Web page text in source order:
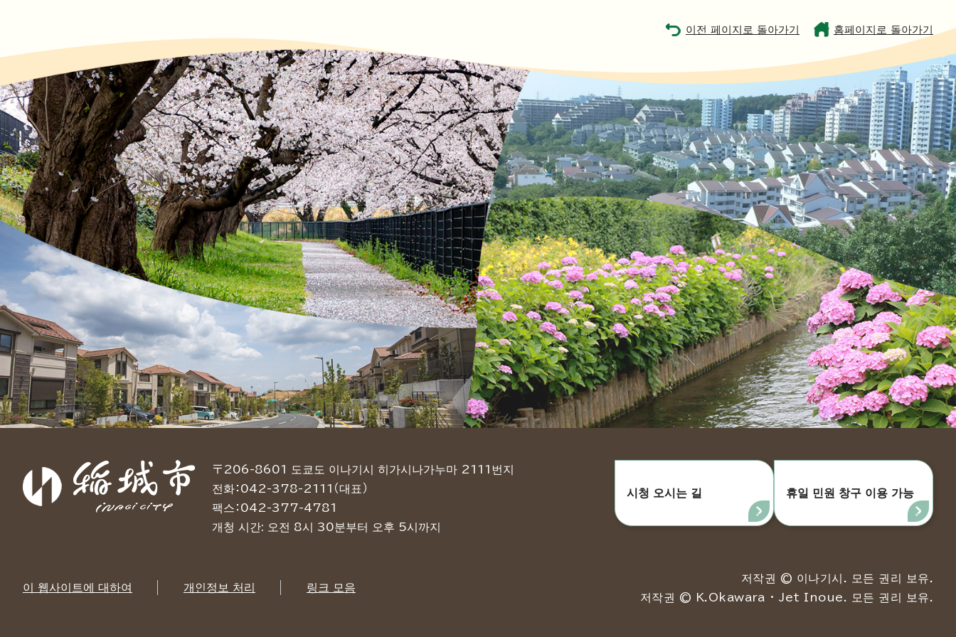
이전 페이지로 돌아가기 홈페이지로 돌아가기
〒206-8601 도쿄도 이나기시 히가시나가누마 2111번지
전화：042-378-2111（대표）
팩스：042-377-4781
개청 시간: 오전 8시 30분부터 오후 5시까지
시청 오시는 길 휴일 민원 창구 이용 가능
이 웹사이트에 대하여 개인정보 처리 링크 모음
저작권 © 이나기시. 모든 권리 보유.
저작권 © K.Okawara ・ Jet Inoue. 모든 권리 보유.